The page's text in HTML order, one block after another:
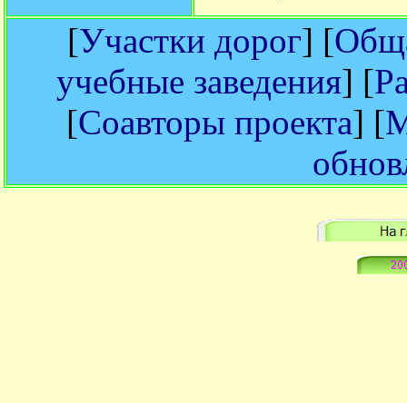
[Участки дорог] [
учебные заведения] [
[Соавторы проекта] [